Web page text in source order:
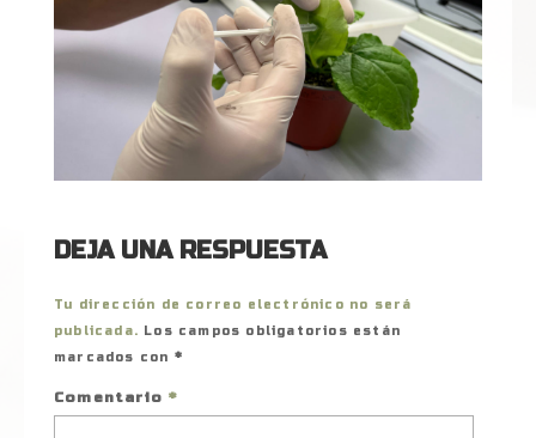
DEJA UNA RESPUESTA
Tu dirección de correo electrónico no será
publicada. Los campos obligatorios están
marcados con *
Comentario*